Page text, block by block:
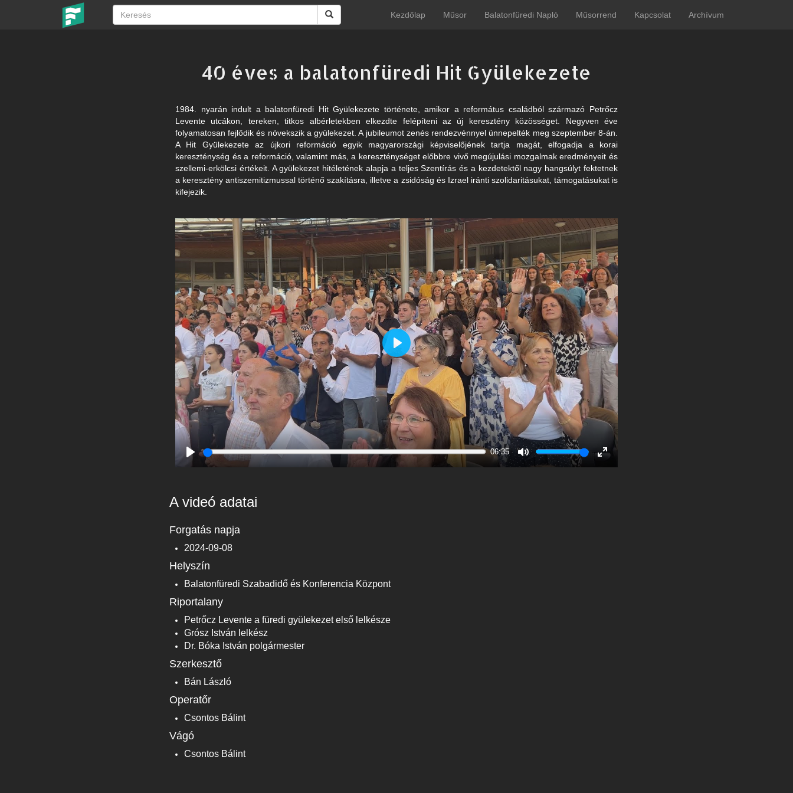
Kezdőlap Műsor Balatonfüredi Napló Műsorrend Kapcsolat Archívum
40 éves a balatonfüredi Hit Gyülekezete
1984. nyarán indult a balatonfüredi Hit Gyülekezete története, amikor a református családból származó Petrőcz
Levente utcákon, tereken, titkos albérletekben elkezdte felépíteni az új keresztény közösséget. Negyven éve
folyamatosan fejlődik és növekszik a gyülekezet. A jubileumot zenés rendezvénnyel ünnepelték meg szeptember 8-án.
A Hit Gyülekezete az újkori reformáció egyik magyarországi képviselőjének tartja magát, elfogadja a korai
kereszténység és a reformáció, valamint más, a kereszténységet előbbre vivő megújulási mozgalmak eredményeit és
szellemi-erkölcsi értékeit. A gyülekezet hitéletének alapja a teljes Szentírás és a kezdetektől nagy hangsúlyt fektetnek
a keresztény antiszemitizmussal történő szakításra, illetve a zsidóság és Izrael iránti szolidaritásukat, támogatásukat is
kifejezik.
Play
06:35
Mute
Play
A videó adatai
Forgatás napja
2024-09-08
Helyszín
Balatonfüredi Szabadidő és Konferencia Központ
Riportalany
Petrőcz Levente a füredi gyülekezet első lelkésze
Grósz István lelkész
Dr. Bóka István polgármester
Szerkesztő
Bán László
Operatőr
Csontos Bálint
Vágó
Csontos Bálint